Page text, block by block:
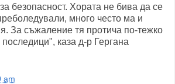
безопасност. Хората не бива да се
много често ма и
За съжаление тя протича по-тежко
каза д-р Гергана
am